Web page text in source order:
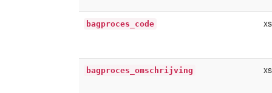
bagproces_code
bagproces_omschrijving